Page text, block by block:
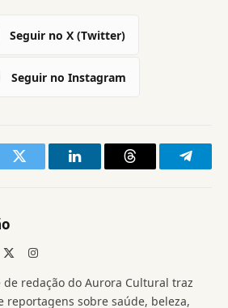
Seguir no X (Twitter)
Seguir no Instagram
Twitter LinkedInThreads
Instagram
de redação do Aurora Cultural traz
reportagens sobre saúde, beleza,